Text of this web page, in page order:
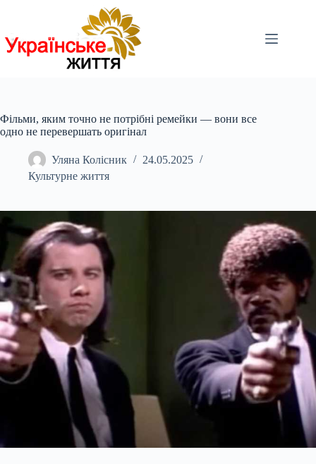
Фільми, яким точно не потрібні ремейки — вони все
одно не перевершать оригінал
Уляна Колісник
24.05.2025
Культурне життя